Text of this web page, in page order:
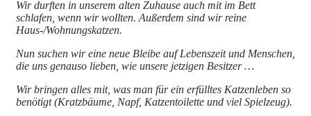
Wir durften in unserem alten Zuhause auch mit im Bett
schlafen, wenn wir wollten. Außerdem sind wir reine
Haus-/Wohnungskatzen.
Nun suchen wir eine neue Bleibe auf Lebenszeit und Menschen,
die uns genauso lieben, wie unsere jetzigen Besitzer …
Wir bringen alles mit, was man für ein erfülltes Katzenleben so
benötigt (Kratzbäume, Napf, Katzentoilette und viel Spielzeug).